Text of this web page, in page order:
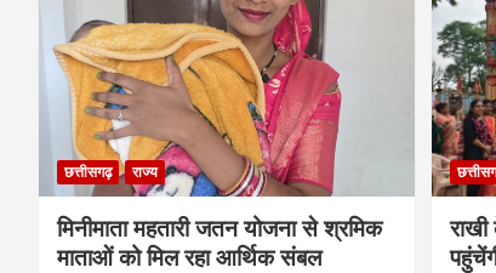
छत्तीसगढ़ राज्य
मिनीमाता महतारी जतन योजना से श्रमिक
माताओं को मिल रहा आर्थिक संबल